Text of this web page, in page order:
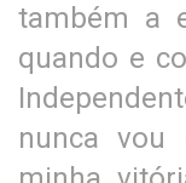
também a
quando e
nunca vou